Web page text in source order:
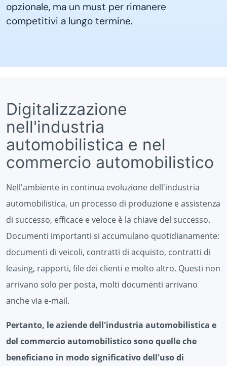
opzionale, ma un must per rimanere
competitivi a lungo termine.
Digitalizzazione
nell'industria
automobilistica e nel
commercio automobilistico
Nell'ambiente in continua evoluzione dell'industria
automobilistica, un processo di produzione e assistenza
di successo, efficace e veloce è la chiave del successo.
Documenti importanti si accumulano quotidianamente:
documenti di veicoli, contratti di acquisto, contratti di
leasing, rapporti, file dei clienti e molto altro. Questi non
arrivano solo per posta, molti documenti arrivano
anche via e-mail.
Pertanto, le aziende dell'industria automobilistica e
del commercio automobilistico sono quelle che
beneficiano in modo significativo dell'uso di